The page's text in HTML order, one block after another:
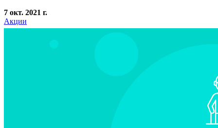
7 окт. 2021 г.
Акции